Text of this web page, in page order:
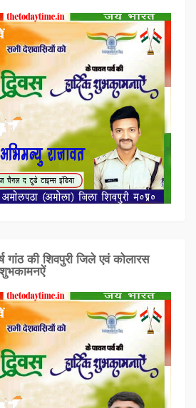
गांठ की शिवपुरी जिले एवं कोलारस
शुभकामनऐं